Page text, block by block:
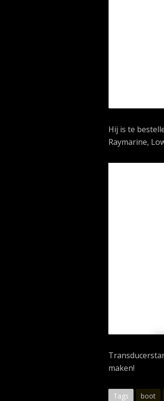
Hij is te
Raymarine,
maken!
Tags boot